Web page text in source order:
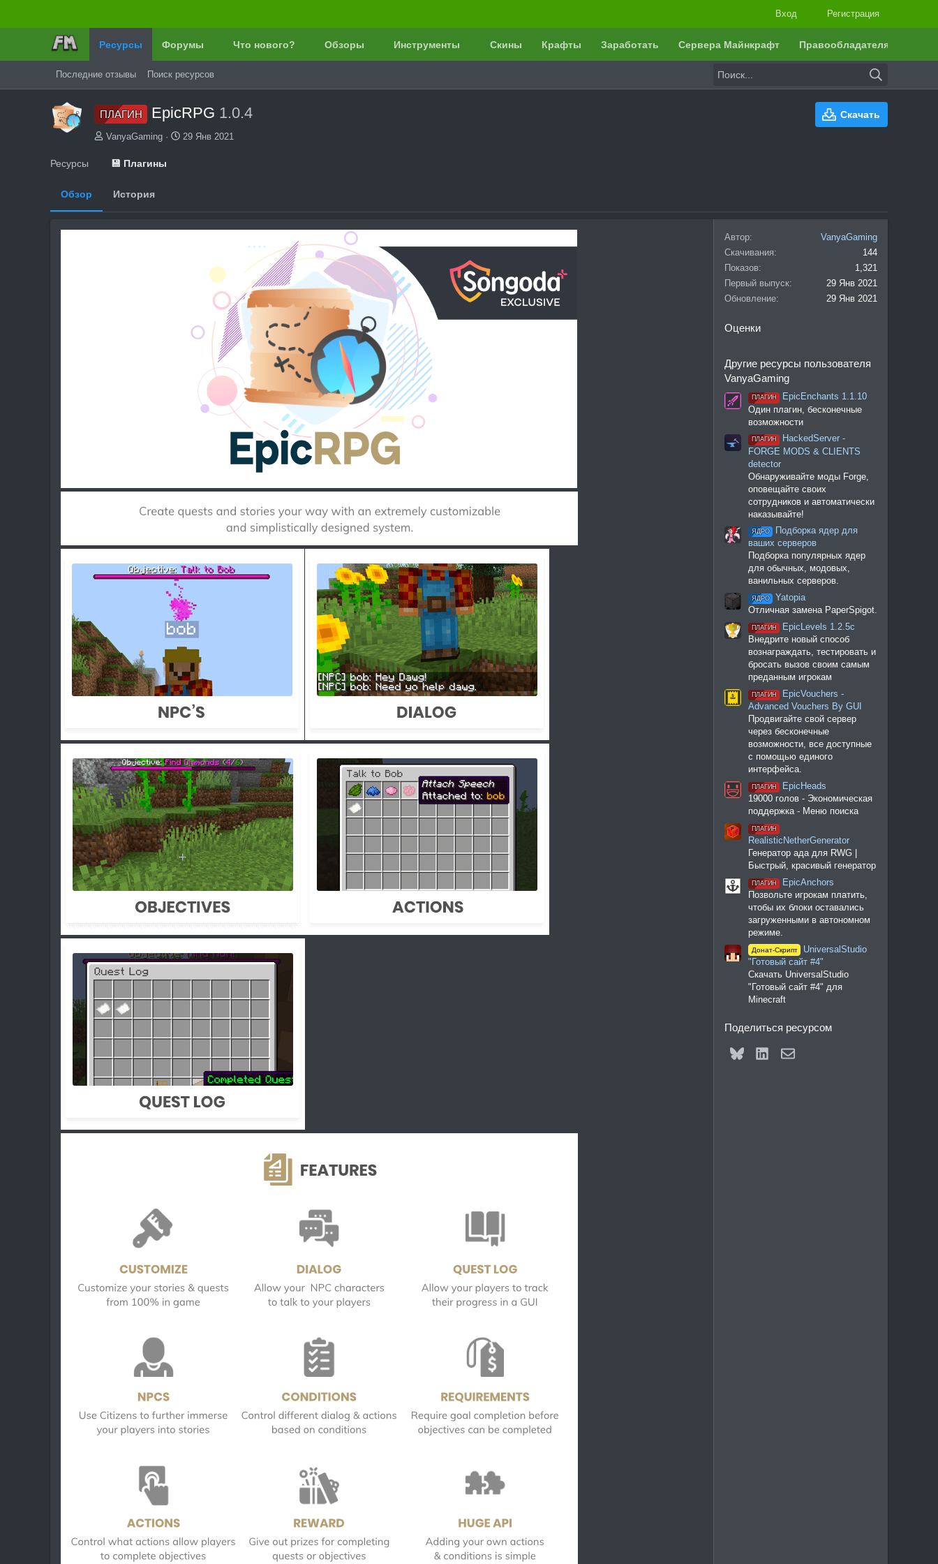
Вход Регистрация
Ресурсы Форумы Что нового? Обзоры Инструменты Скины Крафты Заработать Сервера Майнкрафт Правообладателям
Последние отзывы Поиск ресурсов
ПЛАГИН EpicRPG 1.0.4 Скачать
А
VanyaGaming
Д
з
29 Янв 2021
Ресурсы 💾 Плагины
Обзор История
Автор
VanyaGaming
Скачивания
144
Показов
1,321
Первый выпуск
29 Янв 2021
Обновление
29 Янв 2021
Оценки
Другие ресурсы пользователя
VanyaGaming
ПЛАГИН
EpicEnchants 1.1.10
Один плагин, бесконечные
возможности
ПЛАГИН
HackedServer -
FORGE MODS & CLIENTS
detector
Обнаруживайте моды Forge,
оповещайте своих
сотрудников и автоматически
наказывайте!
ЯДРО
Подборка ядер для
ваших серверов
Подборка популярных ядер
для обычных, модовых,
ванильных серверов.
ЯДРО
Yatopia
Отличная замена PaperSpigot.
ПЛАГИН
EpicLevels 1.2.5c
Внедрите новый способ
вознаграждать, тестировать и
бросать вызов своим самым
преданным игрокам
ПЛАГИН
EpicVouchers -
Advanced Vouchers By GUI
Продвигайте свой сервер
через бесконечные
возможности, все доступные
с помощью единого
интерфейса.
ПЛАГИН
EpicHeads
19000 голов - Экономическая
поддержка - Меню поиска
ПЛАГИН
RealisticNetherGenerator
Генератор ада для RWG |
Быстрый, красивый генератор
ПЛАГИН
EpicAnchors
Позвольте игрокам платить,
чтобы их блоки оставались
загруженными в автономном
режиме.
Донат-Скрипт
UniversalStudio
"Готовый сайт #4"
Скачать UniversalStudio
"Готовый сайт #4" для
Minecraft
Поделиться ресурсом
Bluesky LinkedInЭлектронная почта